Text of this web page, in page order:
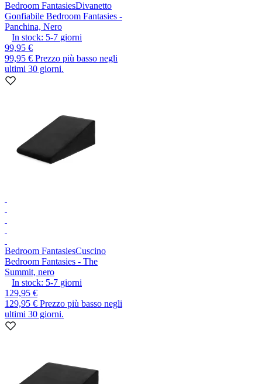
Bedroom FantasiesDivanetto
Gonfiabile Bedroom Fantasies -
Panchina, Nero
In stock: 5-7 giorni
99,95 €
99,95 € Prezzo più basso negli
ultimi 30 giorni.
Bedroom FantasiesCuscino
Bedroom Fantasies - The
Summit, nero
In stock: 5-7 giorni
129,95 €
129,95 € Prezzo più basso negli
ultimi 30 giorni.